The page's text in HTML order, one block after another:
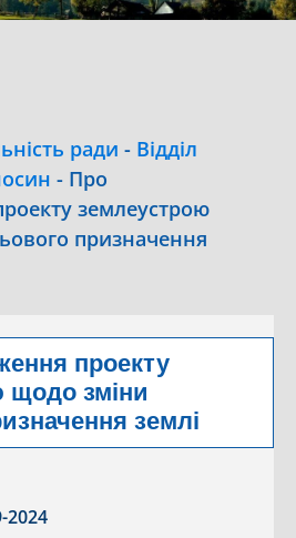
ради - Відділ
- Про
землеустрою
призначення
проекту
щодо зміни
землі
2024